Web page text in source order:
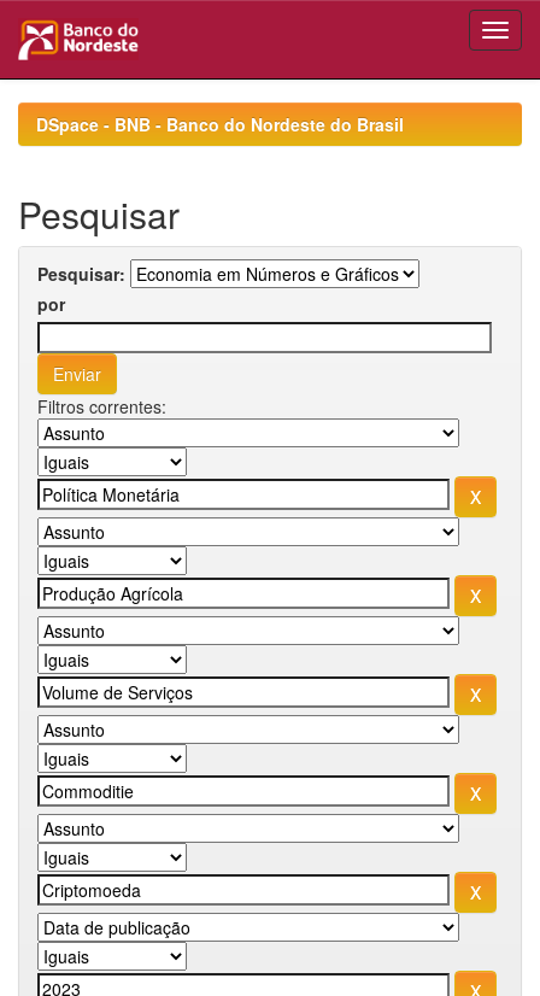
navigationDSpace - BNB - Banco do Nordeste do Brasil
Pesquisar
Pesquisar:
por
Filtros correntes: